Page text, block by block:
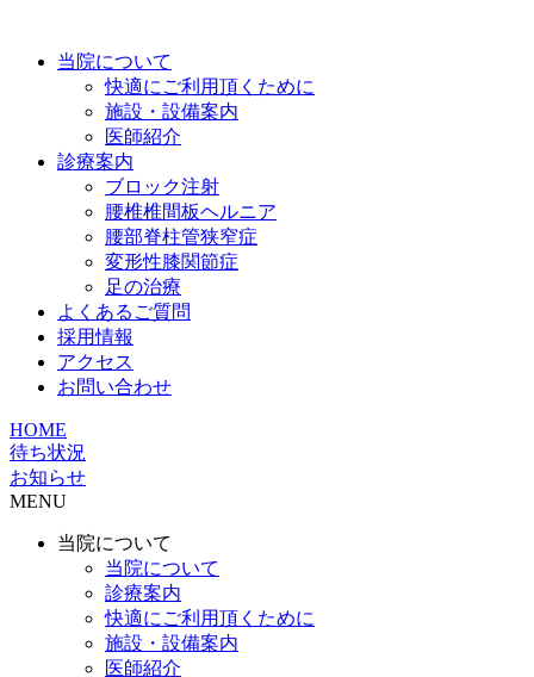
当院について
快適にご利用頂くために
施設・設備案内
医師紹介
診療案内
ブロック注射
腰椎椎間板ヘルニア
腰部脊柱管狭窄症
変形性膝関節症
足の治療
よくあるご質問
採用情報
アクセス
お問い合わせ
HOME
待ち状況
お知らせ
MENU
当院について
当院について
診療案内
快適にご利用頂くために
施設・設備案内
医師紹介